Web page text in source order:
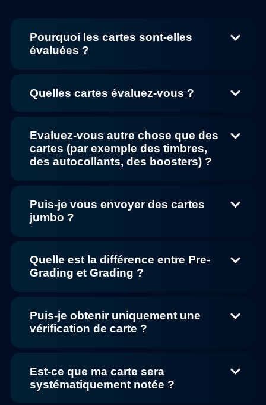
Pourquoi les cartes sont-elles
évaluées ?
Quelles cartes évaluez-vous ?
Evaluez-vous autre chose que des
cartes (par exemple des timbres,
des autocollants, des boosters) ?
Puis-je vous envoyer des cartes
jumbo ?
Quelle est la différence entre Pre-
Grading et Grading ?
Puis-je obtenir uniquement une
vérification de carte ?
Est-ce que ma carte sera
systématiquement notée ?